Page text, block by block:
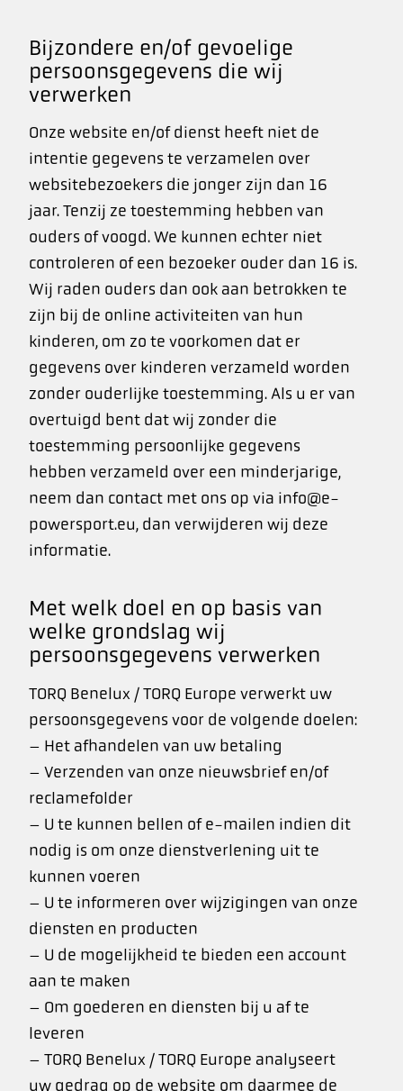
Bijzondere en/of gevoelige
persoonsgegevens die wij
verwerken
Onze website en/of dienst heeft niet de
intentie gegevens te verzamelen over
websitebezoekers die jonger zijn dan 16
jaar. Tenzij ze toestemming hebben van
ouders of voogd. We kunnen echter niet
controleren of een bezoeker ouder dan 16 is.
Wij raden ouders dan ook aan betrokken te
zijn bij de online activiteiten van hun
kinderen, om zo te voorkomen dat er
gegevens over kinderen verzameld worden
zonder ouderlijke toestemming. Als u er van
overtuigd bent dat wij zonder die
toestemming persoonlijke gegevens
hebben verzameld over een minderjarige,
neem dan contact met ons op via info@e-
powersport.eu, dan verwijderen wij deze
informatie.
Met welk doel en op basis van
welke grondslag wij
persoonsgegevens verwerken
TORQ Benelux / TORQ Europe verwerkt uw
persoonsgegevens voor de volgende doelen:
– Het afhandelen van uw betaling
– Verzenden van onze nieuwsbrief en/of
reclamefolder
– U te kunnen bellen of e-mailen indien dit
nodig is om onze dienstverlening uit te
kunnen voeren
– U te informeren over wijzigingen van onze
diensten en producten
– U de mogelijkheid te bieden een account
aan te maken
– Om goederen en diensten bij u af te
leveren
– TORQ Benelux / TORQ Europe analyseert
uw gedrag op de website om daarmee de